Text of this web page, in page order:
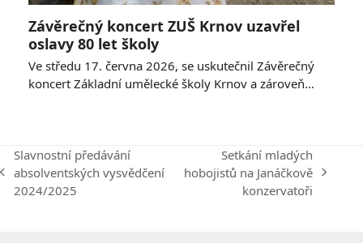
Závěrečný koncert ZUŠ Krnov uzavřel
oslavy 80 let školy
Ve středu 17. června 2026, se uskutečnil Závěrečný
koncert Základní umělecké školy Krnov a zároveň…
previous
post:
Slavnostní předávání
absolventských vysvědčení
2024/2025
next
Setkání mladých
hobojistů na Janáčkově
konzervatoři